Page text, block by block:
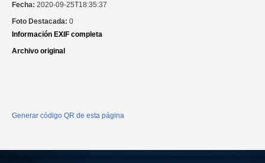
Fecha: 2020-09-25T18:35:37
Foto Destacada: 0
Información EXIF completa
Archivo original
Generar código QR de esta página